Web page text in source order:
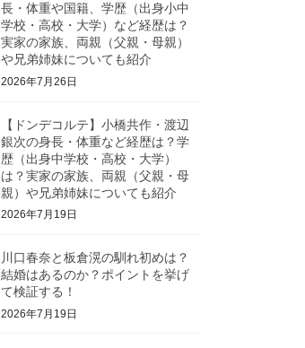
長・体重や国籍、学歴（出身小中
学校・高校・大学）など経歴は？
実家の家族、両親（父親・母親）
や兄弟姉妹についても紹介
2026年7月26日
【ドンデコルテ】小橋共作・渡辺
銀次の身長・体重など経歴は？学
歴（出身中学校・高校・大学）
は？実家の家族、両親（父親・母
親）や兄弟姉妹についても紹介
2026年7月19日
川口春奈と板倉滉の馴れ初めは？
結婚はあるのか？ポイントを挙げ
て検証する！
2026年7月19日